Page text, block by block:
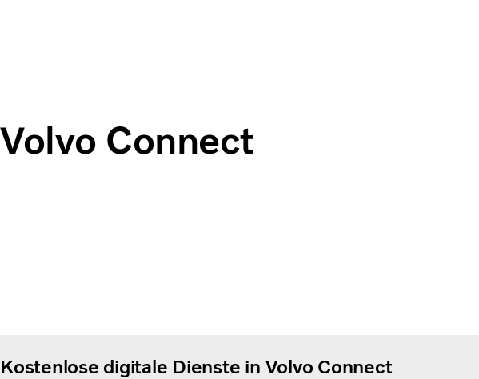
Volvo Connect
Kostenlose digitale Dienste in Volvo Connect